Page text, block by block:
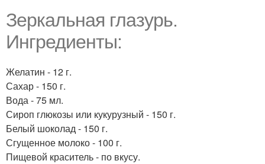
Зеркальная глазурь.
Ингредиенты:
Желатин - 12 г.
Сахар - 150 г.
Вода - 75 мл.
Сироп глюкозы или кукурузный - 150 г.
Белый шоколад - 150 г.
Сгущенное молоко - 100 г.
Пищевой краситель - по вкусу.